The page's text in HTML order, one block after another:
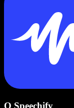
O Speechify